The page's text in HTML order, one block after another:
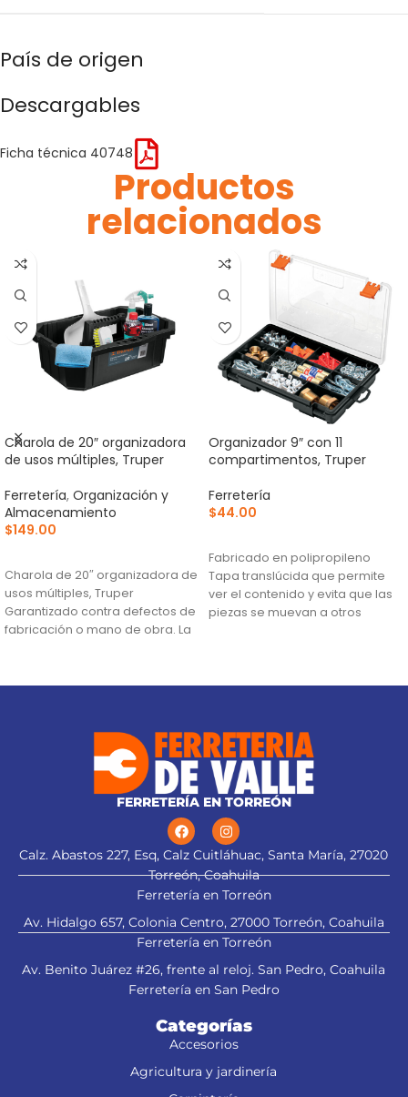
País de origen
Descargables
Ficha técnica 40748
Productos
relacionados
Charola de 20″ organizadora
de usos múltiples, Truper
Ferretería, Organización y
Almacenamiento
$149.00
Charola de 20″ organizadora de
usos múltiples, Truper
Garantizado contra defectos de
fabricación o mano de obra. La
Organizador 9″ con 11
compartimentos, Truper
Ferretería
$44.00
Fabricado en polipropileno
Tapa translúcida que permite
ver el contenido y evita que las
piezas se muevan a otros
FERRETERÍA EN TORREÓN
Calz. Abastos 227, Esq, Calz Cuitláhuac, Santa María, 27020
Torreón, Coahuila
Ferretería en Torreón
Av. Hidalgo 657, Colonia Centro, 27000 Torreón, Coahuila
Ferretería en Torreón
Av. Benito Juárez #26, frente al reloj. San Pedro, Coahuila
Ferretería en San Pedro
Categorías
Accesorios
Agricultura y jardinería